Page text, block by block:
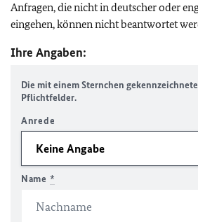
Anfragen, die nicht in deutscher oder
eingehen, können nicht beantwortet
Ihre Angaben:
Die mit einem Sternchen
Pflichtfelder.
Anrede
Name *